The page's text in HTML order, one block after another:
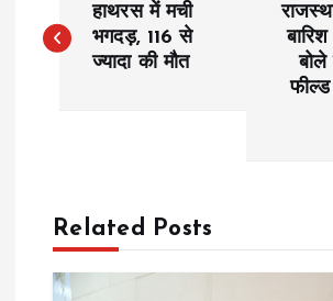
o
n
a
हाथरस में मची
भगदड़, 116 से
ज्यादा की मौत
बोले
Related Posts